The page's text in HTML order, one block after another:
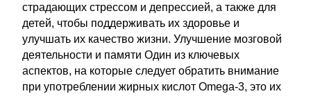
страдающих стрессом и депрессией, а также для
детей, чтобы поддерживать их здоровье и
улучшать их качество жизни. Улучшение мозговой
деятельности и памяти Один из ключевых
аспектов, на которые следует обратить внимание
при употреблении жирных кислот Оmega-3, это их